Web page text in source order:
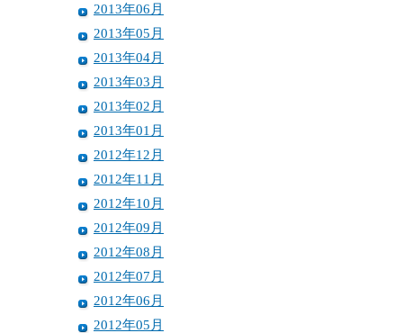
2013年06月
2013年05月
2013年04月
2013年03月
2013年02月
2013年01月
2012年12月
2012年11月
2012年10月
2012年09月
2012年08月
2012年07月
2012年06月
2012年05月